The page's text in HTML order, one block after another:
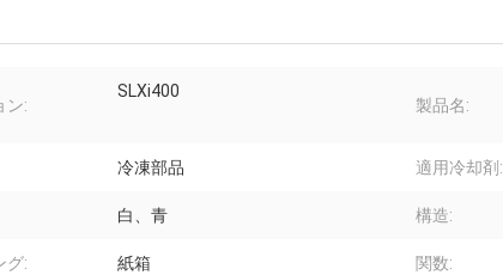
ン:
SLXi400
製品名:
冷凍部品 適用冷却剤:
白、青 構造:
グ: 紙箱 関数: